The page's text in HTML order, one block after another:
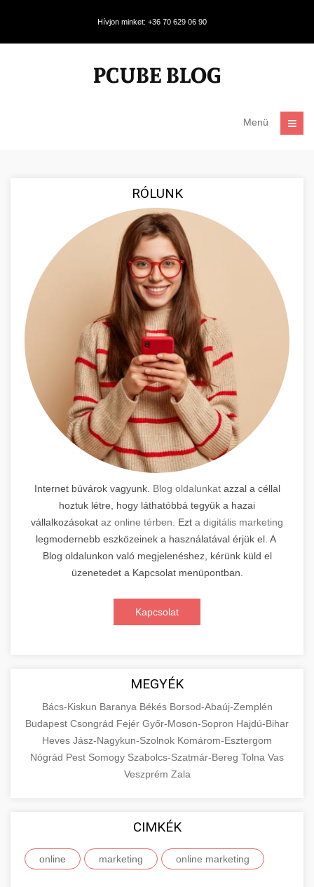
Hívjon minket: +36 70 629 06 90
Menü
RÓLUNK
Internet búvárok vagyunk. Blog oldalunkatazzal a céllal
hoztuk létre, hogy láthatóbbá tegyük a hazai
vállalkozásokat az online térben. Ezt a digitális marketing
legmodernebb eszközeinek a használatával érjük el. A
Blog oldalunkon való megjelenéshez, kérünk küld el
üzenetedet a Kapcsolat menüpontban.
Kapcsolat
MEGYÉK
Bács-Kiskun Baranya Békés Borsod-Abaúj-Zemplén
Budapest Csongrád Fejér Győr-Moson-Sopron Hajdú-Bihar
Heves Jász-Nagykun-Szolnok Komárom-Esztergom
Nógrád Pest Somogy Szabolcs-Szatmár-Bereg Tolna Vas
Veszprém Zala
CIMKÉK
online marketing online marketing